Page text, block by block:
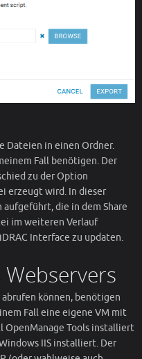
Dateien in einen Ordner.
Fall benötigen. Der
zu der Option
erzeugt wird. In dieser
die in dem Share
im weiteren Verlauf
Interface zu updaten.
können, benötigen
Fall eine eigene VM mit
OpenManage Tools installiert
IIS installiert. Der